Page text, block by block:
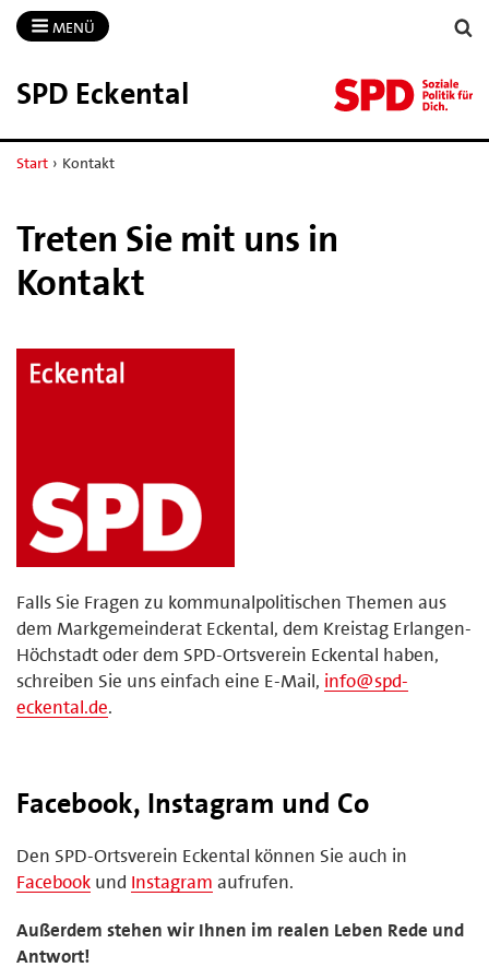
MENÜ
SPD Eckental
Start › Kontakt
Treten Sie mit uns in
Kontakt
Falls Sie Fragen zu kommunalpolitischen Themen aus
dem Markgemeinderat Eckental, dem Kreistag Erlangen-
Höchstadt oder dem SPD-Ortsverein Eckental haben,
schreiben Sie uns einfach eine E-Mail, info@spd-
eckental.de.
Facebook, Instagram und Co
Den SPD-Ortsverein Eckental können Sie auch in
Facebook und Instagram aufrufen.
Außerdem stehen wir Ihnen im realen Leben Rede und
Antwort!